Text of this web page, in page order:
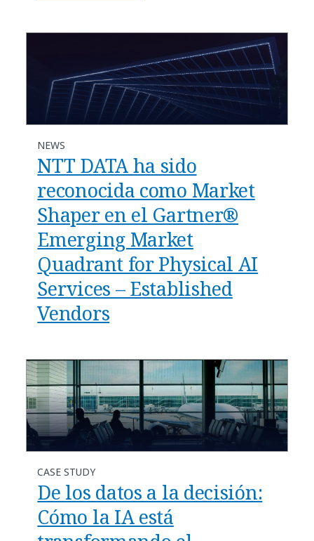
NEWS
NTT DATA ha sido
reconocida como Market
Shaper en el Gartner®
Emerging Market
Quadrant for Physical AI
Services – Established
Vendors
CASE STUDY
De los datos a la decisión:
Cómo la IA está